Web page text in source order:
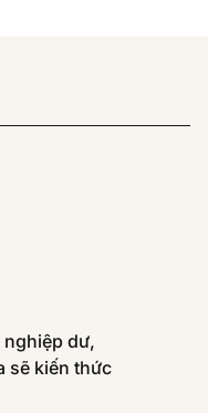
dư,
sẽ kiến thức